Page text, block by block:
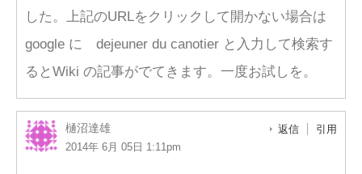
した。上記のURLをクリックして開かない場合は
google に dejeuner du canotier と入力して検索す
るとWiki の記事がでてきます。一度お試しを。
樋沼達雄
2014年 6月 05日 1:11pm
返信 引用